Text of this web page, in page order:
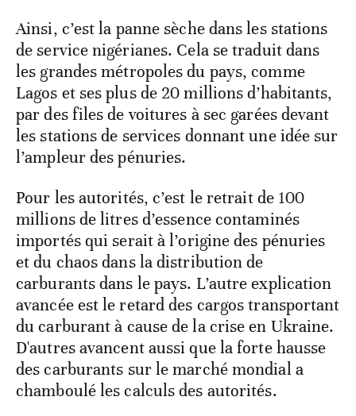
Ainsi, c’est la panne sèche dans les stations
de service nigérianes. Cela se traduit dans
les grandes métropoles du pays, comme
Lagos et ses plus de 20 millions d’habitants,
par des files de voitures à sec garées devant
les stations de services donnant une idée sur
l’ampleur des pénuries.
Pour les autorités, c’est le retrait de 100
millions de litres d’essence contaminés
importés qui serait à l’origine des pénuries
et du chaos dans la distribution de
carburants dans le pays. L’autre explication
avancée est le retard des cargos transportant
du carburant à cause de la crise en Ukraine.
D'autres avancent aussi que la forte hausse
des carburants sur le marché mondial a
chamboulé les calculs des autorités.